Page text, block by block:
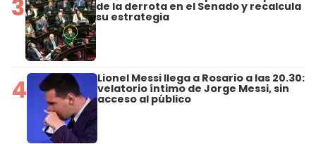
3 de la derrota en el Senado y recalcula
su estrategia
4 Lionel Messi llega a Rosario a las 20.30:
velatorio íntimo de Jorge Messi, sin
acceso al público